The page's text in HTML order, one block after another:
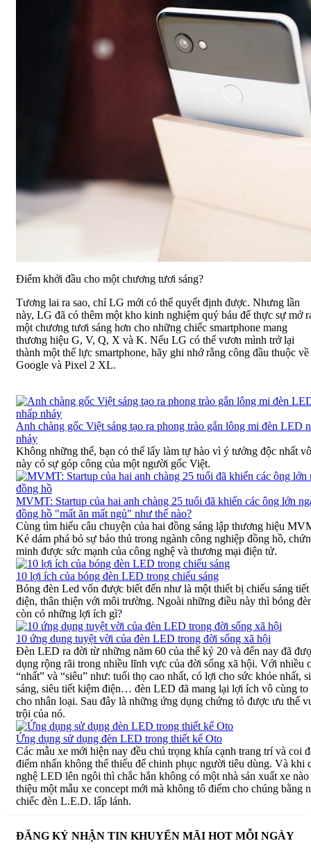
Điểm khởi đầu cho một chương tươi sáng?
Tương lai ra sao, chỉ LG mới có thể quyết định được. Nhưng lần
này, LG đã có thêm một kho kinh nghiệm quý báu để thực sự mở
một chương tươi sáng hơn cho những chiếc smartphone mang
thương hiệu G, V, Q, X và K. Nếu LG có thể vươn mình trở lại
thành một thế lực smartphone, hãy ghi nhớ rằng công đầu thuộc về
Google và Pixel 2 XL.
Anh chàng gốc Việt sáng tạo ra phong trào gắn lông mi đèn LED
nháy
Không những thế, bạn có thể lấy làm tự hào vì ý tưởng độc nhất
này có sự góp công của một người gốc Việt.
MVMT: Startup của hai anh chàng 25 tuổi đã khiến các ông lớn
đồng hồ "mất ăn mất ngủ" như thế nào?
Cùng tìm hiểu câu chuyện của hai đồng sáng lập thương hiệu
Kẻ dám phá bỏ sự bảo thủ trong ngành công nghiệp đồng hồ,
minh được sức mạnh của công nghệ và thương mại điện tử.
10 lợi ích của bóng đèn LED trong chiếu sáng
Bóng đèn Led vốn được biết đến như là một thiết bị chiếu sáng
điện, thân thiện với môi trường. Ngoài những điều này thì bóng
còn có những lợi ích gì?
10 ứng dụng tuyệt vời của đèn LED trong đời sống xã hội
Đèn LED ra đời từ những năm 60 của thế kỷ 20 và đến nay đã
dụng rộng rãi trong nhiều lĩnh vực của đời sống xã hội. Với nhiều
“nhất” và “siêu” như: tuổi thọ cao nhất, có lợi cho sức khỏe nhất,
sáng, siêu tiết kiệm điện… đèn LED đã mang lại lợi ích vô cùng to
cho nhân loại. Sau đây là những ứng dụng chứng tỏ được ưu thế
trội của nó.
Ứng dụng sử dụng đèn LED trong thiết kế Oto
Các mẫu xe mới hiện nay đều chú trọng khía cạnh trang trí và coi
điểm nhấn không thể thiếu để chinh phục người tiêu dùng. Và khi
nghệ LED lên ngôi thì chắc hẳn không có một nhà sản xuất xe
thiệu một mẫu xe concept mới mà không tô điểm cho chúng bằng
chiếc đèn L.E.D. lấp lánh.
ĐĂNG KÝ NHẬN TIN KHUYẾN MÃI HOT MỖI NGÀY